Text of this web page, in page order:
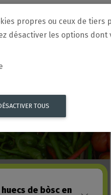
Langue
propres ou ceux de
désactiver les options dont
TOUS